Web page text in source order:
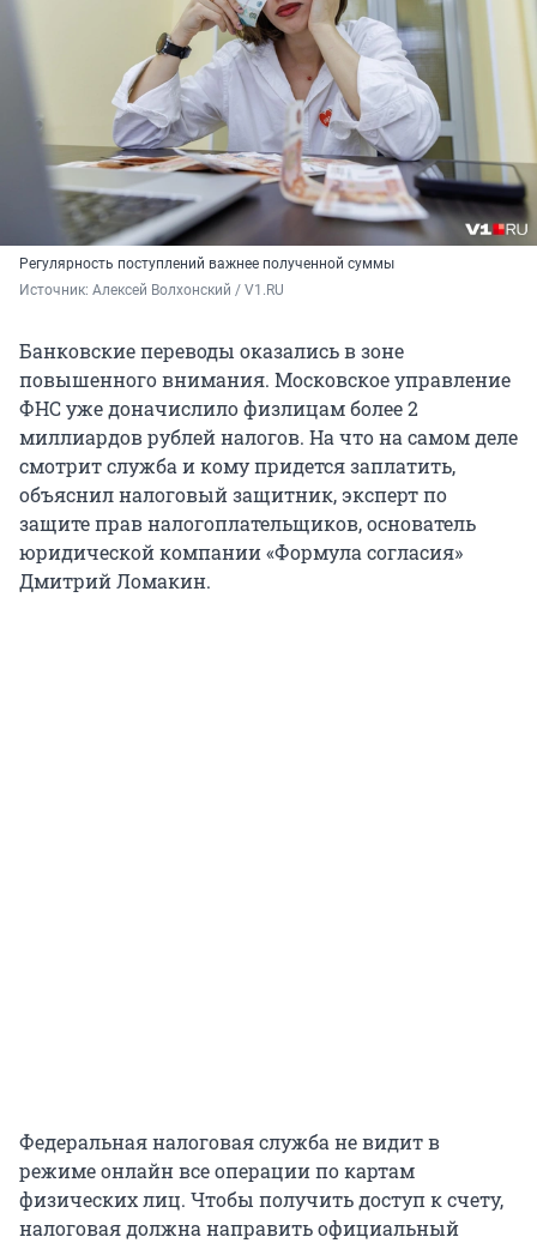
Регулярность поступлений важнее полученной суммы
Источник: Алексей Волхонский / V1.RU
Банковские переводы оказались в зоне
повышенного внимания. Московское управление
ФНС уже доначислило физлицам более 2
миллиардов рублей налогов. На что на самом деле
смотрит служба и кому придется заплатить,
объяснил налоговый защитник, эксперт по
защите прав налогоплательщиков, основатель
юридической компании «Формула согласия»
Дмитрий Ломакин.
Федеральная налоговая служба не видит в
режиме онлайн все операции по картам
физических лиц. Чтобы получить доступ к счету,
налоговая должна направить официальный